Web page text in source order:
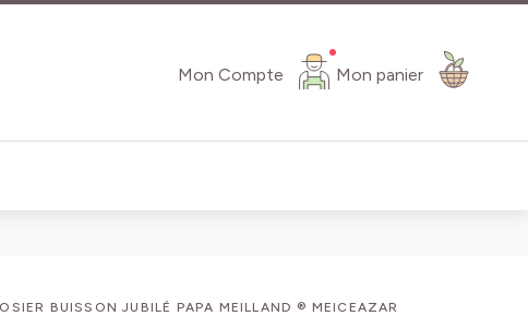
Mon Compte Mon panier
BUISSON JUBILÉ PAPA MEILLAND ® MEICEAZAR